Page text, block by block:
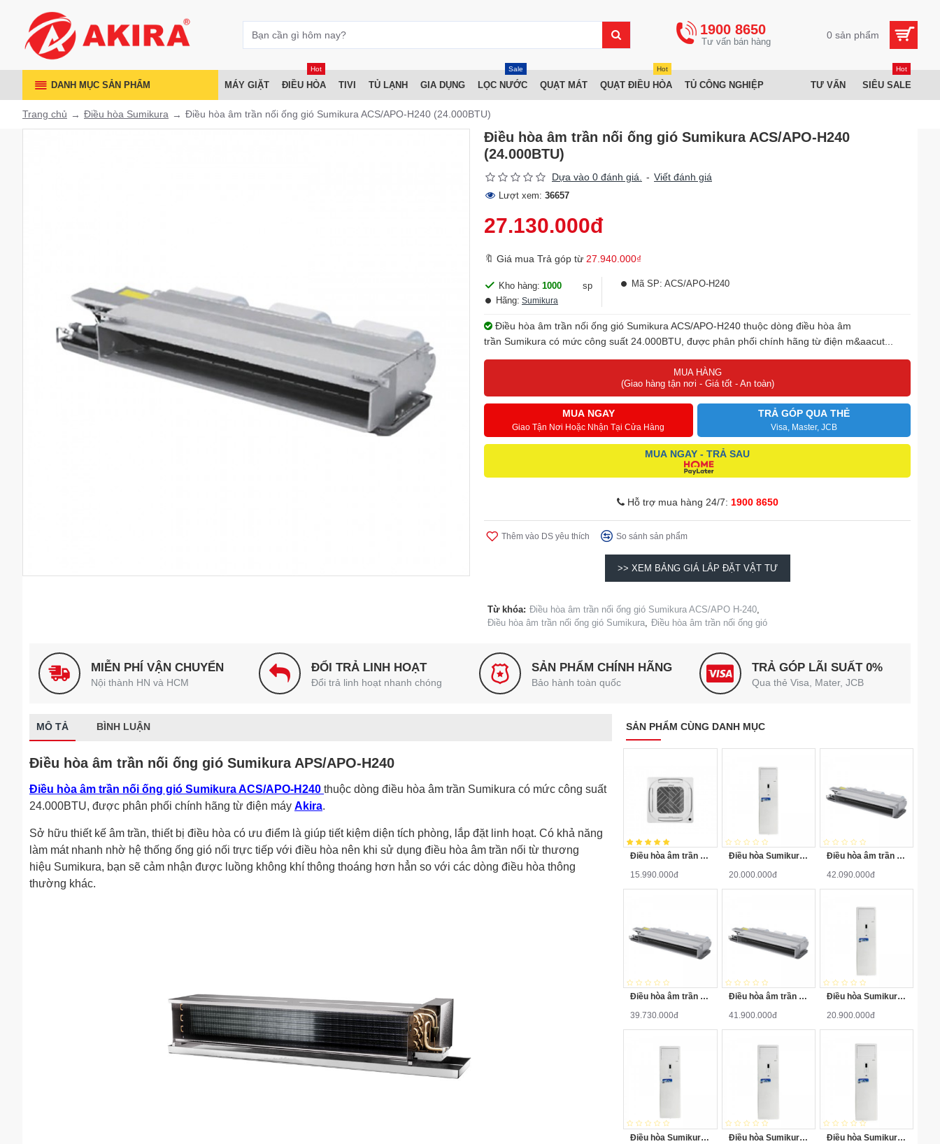
1900 8650 0 sản phẩm
DANH MỤC SẢN PHẨM MÁY GIẶT ĐIỀU HÒA
Hot
TIVI TỦ LẠNH GIA DỤNG LỌC NƯỚC
Sale
QUẠT MÁT QUẠT ĐIỀU HÒA
Hot
TỦ CÔNG NGHIỆP TƯ VẤN SIÊU SALE
Hot
Trang chủ Điều hòa Sumikura Điều hòa âm trần nối ống gió Sumikura ACS/APO-H240 (24.000BTU)
Điều hòa âm trần nối ống gió Sumikura ACS/APO-H240
(24.000BTU)
Dựa vào 0 đánh giá. - Viết đánh giá
Lượt xem: 36657
27.130.000đ
🔖 Giá mua Trả góp từ 27.940.000₫
Kho hàng: 1000
sp
Hãng: Sumikura
Mã SP: ACS/APO-H240
Điều hòa âm trần nối ống gió Sumikura ACS/APO-H240 thuộc dòng điều hòa âm
trần Sumikura có mức công suất 24.000BTU, được phân phối chính hãng từ điện m&aacut...
MUA HÀNG
(Giao hàng tận nơi - Giá tốt - An toàn)
MUA NGAY
Giao Tận Nơi Hoặc Nhận Tại Cửa Hàng
TRẢ GÓP QUA THẺ
Visa, Master, JCB
MUA NGAY - TRẢ SAU
Hỗ trợ mua hàng 24/7: 1900 8650
Thêm vào DS yêu thích So sánh sản phẩm
>> XEM BẢNG GIÁ LẮP ĐẶT VẬT TƯ
Từ khóa: Điều hòa âm trần nối ống gió Sumikura ACS/APO H-240,
Điều hòa âm trần nối ống gió Sumikura, Điều hòa âm trần nối ống gió
MIỄN PHÍ VẬN CHUYỂN
Nội thành HN và HCM
ĐỔI TRẢ LINH HOẠT
Đổi trả linh hoạt nhanh chóng
SẢN PHẨM CHÍNH HÃNG
Bảo hành toàn quốc
TRẢ GÓP LÃI SUẤT 0%
Qua thẻ Visa, Mater, JCB
MÔ TẢ BÌNH LUẬN
Điều hòa âm trần nối ống gió Sumikura APS/APO-H240
Điều hòa âm trần nối ống gió Sumikura ACS/APO-H240 thuộc dòng điều hòa âm trần Sumikura có mức công suất
24.000BTU, được phân phối chính hãng từ điện máy Akira.
Sở hữu thiết kế âm trần, thiết bị điều hòa có ưu điểm là giúp tiết kiệm diện tích phòng, lắp đặt linh hoạt. Có khả năng
làm mát nhanh nhờ hệ thống ống gió nối trực tiếp với điều hòa nên khi sử dụng điều hòa âm trần nối từ thương
hiệu Sumikura, bạn sẽ cảm nhận được luồng không khí thông thoáng hơn hẳn so với các dòng điều hòa thông
thường khác.
SẢN PHẨM CÙNG DANH MỤC
Điều hòa âm trần 1 chiều 18000BTU APC/APO-180/APOLLO
15.990.000đ
Điều hòa Sumikura APF/APO-H240 24000BTU 2 chiều
20.000.000đ
Điều hòa âm trần nối ống gió Sumikura ACS/APO-H600 (6HP ~ 60.000 BTU)
42.090.000đ
Điều hòa âm trần nối ống gió Sumikura ACS/APO-H500 (5HP - 50.000BTU)
39.730.000đ
Điều hòa âm trần nối ống gió Sumikura ACS/APO-H360 (36.000 BTU)
41.900.000đ
Điều hòa Sumikura APF/APO-H280 28000BTU 2 chiều
20.900.000đ
Điều hòa Sumikura APF/APO-H360 36000BTU 2 chiều
Điều hòa Sumikura APF/APO-H480 48000BTU 2 chiều
Điều hòa Sumikura APF/APO-H500 50000BTU 2 chiều